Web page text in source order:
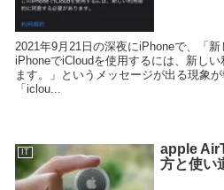
2021年9月21日の深夜にiPhoneで、「
iPhoneでiCloudを使用するには、新し
ます。」というメッセージが出る現象
「iclou...
IT
apple
方と使い